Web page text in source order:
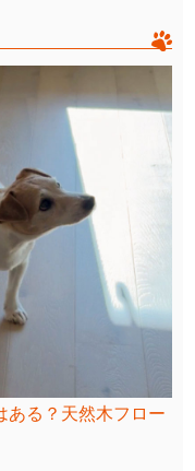
ある？天然木フロー